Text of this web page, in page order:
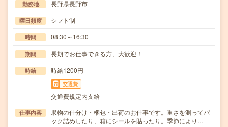
勤務地 長野県長野市
曜日頻度 シフト制
時間 08:30～16:30
期間 長期でお仕事できる方、大歓迎！
時給 時給1200円
交通費
交通費規定内支給
仕事内容
果物の仕分け・梱包・出荷のお仕事です。重さを測ってパ
ック詰めしたり、箱にシールを貼ったり。季節により…